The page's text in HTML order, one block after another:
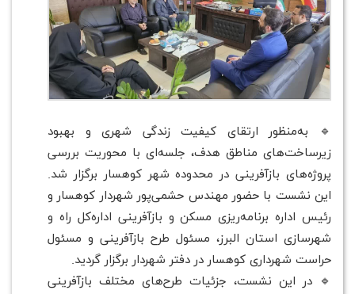
🔹 به‌منظور ارتقای کیفیت زندگی شهری و بهبود
زیرساخت‌های مناطق هدف، جلسه‌ای با محوریت بررسی
پروژه‌های بازآفرینی در محدوده شهر کوهسار برگزار شد.
این نشست با حضور مهندس حشمی‌پور شهردار کوهسار و
رئیس اداره برنامه‌ریزی مسکن و بازآفرینی اداره‌کل راه و
شهرسازی استان البرز، مسئول طرح بازآفرینی و مسئول
حراست شهرداری کوهسار در دفتر شهردار برگزار گردید.
🔹 در این نشست، جزئیات طرح‌های مختلف بازآفرینی